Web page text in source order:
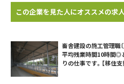
この企業を見た人にオススメの求
畜舎建設の施工管理職
平均残業時間10時間◎
りの仕事です。【移住支